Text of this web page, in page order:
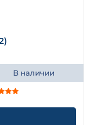
В наличии